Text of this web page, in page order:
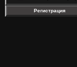
Регистрация